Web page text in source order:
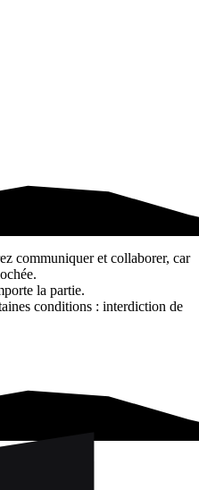
communiquer et collaborer, car
la partie.
conditions : interdiction de